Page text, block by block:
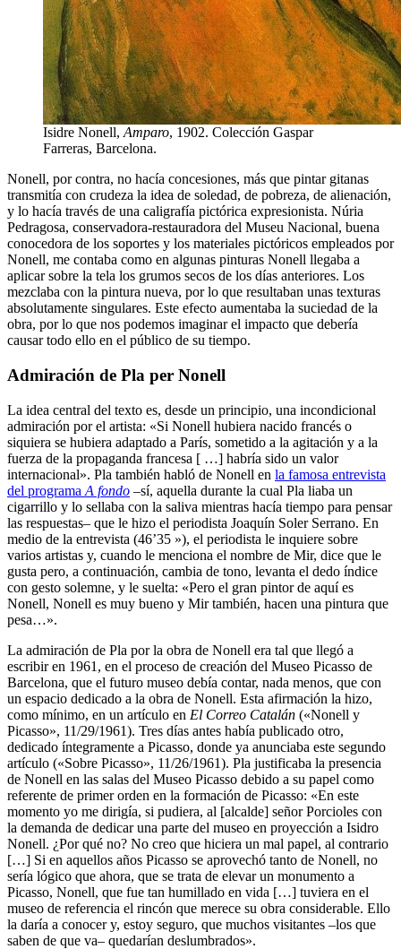
Isidre Nonell, Amparo, 1902. Colección Gaspar
Farreras, Barcelona.
Nonell, por contra, no hacía concesiones, más que pintar gitanas
transmitía con crudeza la idea de soledad, de pobreza, de alienación,
y lo hacía través de una caligrafía pictórica expresionista. Núria
Pedragosa, conservadora-restauradora del Museu Nacional, buena
conocedora de los soportes y los materiales pictóricos empleados por
Nonell, me contaba como en algunas pinturas Nonell llegaba a
aplicar sobre la tela los grumos secos de los días anteriores. Los
mezclaba con la pintura nueva, por lo que resultaban unas texturas
absolutamente singulares. Este efecto aumentaba la suciedad de la
obra, por lo que nos podemos imaginar el impacto que debería
causar todo ello en el público de su tiempo.
Admiración de Pla per Nonell
La idea central del texto es, desde un principio, una incondicional
admiración por el artista: «Si Nonell hubiera nacido francés o
siquiera se hubiera adaptado a París, sometido a la agitación y a la
fuerza de la propaganda francesa [ …] habría sido un valor
internacional». Pla también habló de Nonell en la famosa entrevista
del programa A fondo –sí, aquella durante la cual Pla liaba un
cigarrillo y lo sellaba con la saliva mientras hacía tiempo para pensar
las respuestas– que le hizo el periodista Joaquín Soler Serrano. En
medio de la entrevista (46’35 »), el periodista le inquiere sobre
varios artistas y, cuando le menciona el nombre de Mir, dice que le
gusta pero, a continuación, cambia de tono, levanta el dedo índice
con gesto solemne, y le suelta: «Pero el gran pintor de aquí es
Nonell, Nonell es muy bueno y Mir también, hacen una pintura que
pesa…».
La admiración de Pla por la obra de Nonell era tal que llegó a
escribir en 1961, en el proceso de creación del Museo Picasso de
Barcelona, que el futuro museo debía contar, nada menos, que con
un espacio dedicado a la obra de Nonell. Esta afirmación la hizo,
como mínimo, en un artículo en El Correo Catalán («Nonell y
Picasso», 11/29/1961). Tres días antes había publicado otro,
dedicado íntegramente a Picasso, donde ya anunciaba este segundo
artículo («Sobre Picasso», 11/26/1961). Pla justificaba la presencia
de Nonell en las salas del Museo Picasso debido a su papel como
referente de primer orden en la formación de Picasso: «En este
momento yo me dirigía, si pudiera, al [alcalde] señor Porcioles con
la demanda de dedicar una parte del museo en proyección a Isidro
Nonell. ¿Por qué no? No creo que hiciera un mal papel, al contrario
[…] Si en aquellos años Picasso se aprovechó tanto de Nonell, no
sería lógico que ahora, que se trata de elevar un monumento a
Picasso, Nonell, que fue tan humillado en vida […] tuviera en el
museo de referencia el rincón que merece su obra considerable. Ello
la daría a conocer y, estoy seguro, que muchos visitantes –los que
saben de que va– quedarían deslumbrados».